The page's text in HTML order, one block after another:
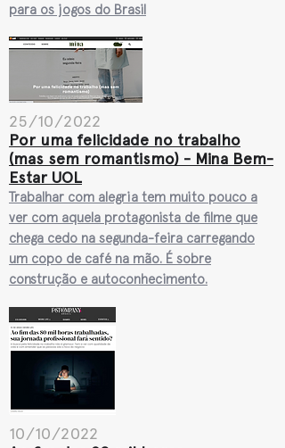
para os jogos do Brasil
25/10/2022
Por uma felicidade no trabalho
(mas sem romantismo) - Mina Bem-
Estar UOL
Trabalhar com alegria tem muito pouco a
ver com aquela protagonista de filme que
chega cedo na segunda-feira carregando
um copo de café na mão. É sobre
construção e autoconhecimento.
10/10/2022